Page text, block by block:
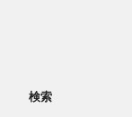
検索